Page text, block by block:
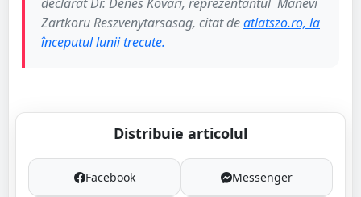
Zartkoru Reszvenytarsasag, citat deatlatszo.ro, la
începutul lunii trecute.
Distribuie articolul
Facebook Messenger